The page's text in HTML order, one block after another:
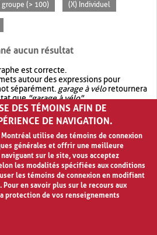
groupe (> 100) (X) Individuel
aucun résultat
est correcte.
autour des expressions pour
séparément. garage à véloretournera
que"garage à vélo".
recherche avec OR.garage OR vélo
de résultat quegarage à vélo
DES TÉMOINS AFIN DE
DE NAVIGATION.
utilise des témoins de connexion
générales et offrir une meilleure
sur le site, vous acceptez
les modalités spécifiées aux conditions
les témoins de connexion en modifiant
en savoir plus sur le recours aux
protection de vos renseignements